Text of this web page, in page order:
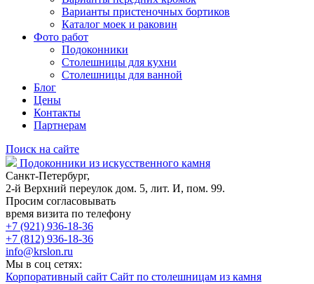
Варианты пристеночных бортиков
Каталог моек и раковин
Фото работ
Подоконники
Столешницы для кухни
Столешницы для ванной
Блог
Цены
Контакты
Партнерам
Поиск на сайте
Подоконники из искусственного камня
Санкт-Петербург,
2-й Верхний переулок дом. 5, лит. И, пом. 99.
Просим согласовывать
время визита по телефону
+7 (921) 936-18-36
+7 (812) 936-18-36
info@krslon.ru
Мы в соц сетях:
Корпоративный сайт Сайт по столешницам из камня